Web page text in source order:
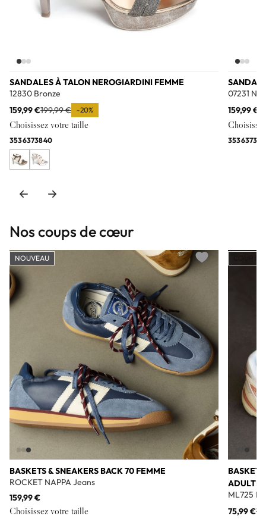
SANDALES À TALON NEROGIARDINI FEMME
12830 Bronze
159,99 €199,99 € -20%
Choisissez votre taille
3536373840
07231
159,99 €
35363738
Nos coups de cœur
BASKETS & SNEAKERS BACK 70 FEMME
ROCKET NAPPA Jeans
159,99 €
Choisissez votre taille
NOUVEAU
Add to wishlist
ADULTE
ML725
75,99 €